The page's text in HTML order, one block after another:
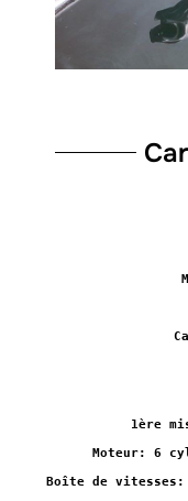
1ère
Moteur: 6
Boîte de vitesses: